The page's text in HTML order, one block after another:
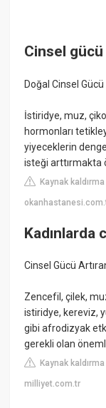
Cinsel gücü
Doğal Cinsel
İstiridye, muz,
hormonları
yiyeceklerin
isteği arttırmakta
Kaynak
Kadınlarda
Cinsel Gücü
Zencefil, çilek,
istiridye, kereviz,
gibi afrodizyak
gerekli olan
Kaynak
milliyet.com.tr